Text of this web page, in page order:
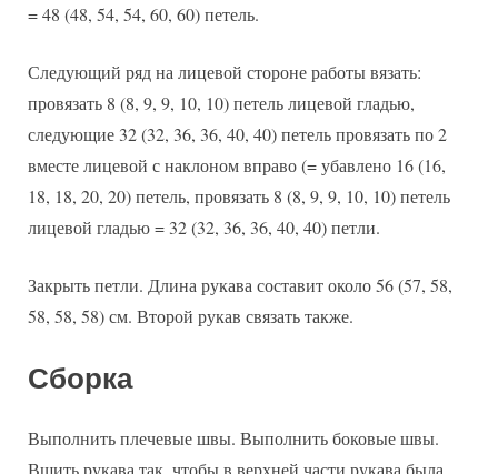
= 48 (48, 54, 54, 60, 60) петель.
Следующий ряд на лицевой стороне работы вязать:
провязать 8 (8, 9, 9, 10, 10) петель лицевой гладью,
следующие 32 (32, 36, 36, 40, 40) петель провязать по 2
вместе лицевой с наклоном вправо (= убавлено 16 (16,
18, 18, 20, 20) петель, провязать 8 (8, 9, 9, 10, 10) петель
лицевой гладью = 32 (32, 36, 36, 40, 40) петли.
Закрыть петли. Длина рукава составит около 56 (57, 58,
58, 58, 58) см. Второй рукав связать также.
Сборка
Выполнить плечевые швы. Выполнить боковые швы.